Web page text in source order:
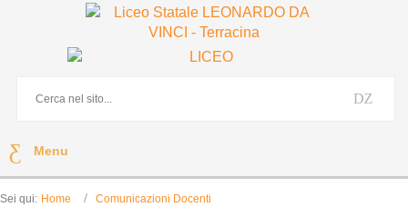
Menu
Sei qui: Home Comunicazioni Docenti